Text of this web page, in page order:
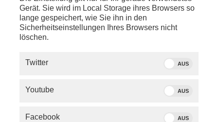
SERVICE
Gerät. Sie wird im Local Storage ihres Browsers so
lange gespeichert, wie Sie ihn in den
Sicherheitseinstellungen Ihres Browsers nicht
löschen.
Twitter AUS
Youtube AUS
Facebook AUS